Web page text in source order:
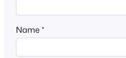
Name *